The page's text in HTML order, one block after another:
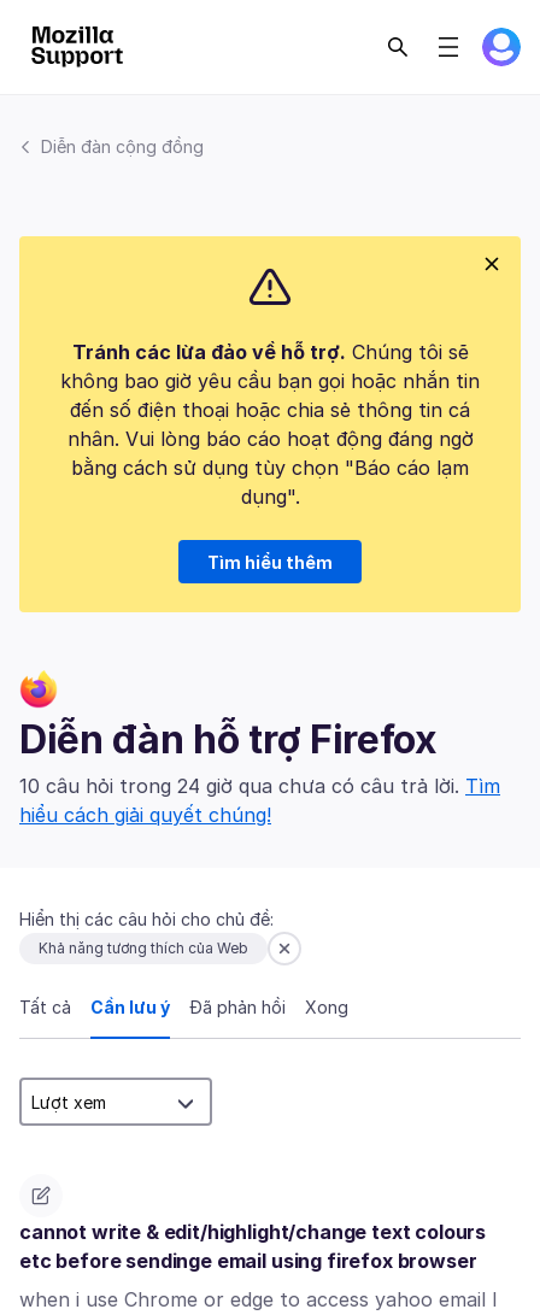
Diễn đàn cộng đồng
Tránh các lừa đảo về hỗ trợ. Chúng tôi sẽ
không bao giờ yêu cầu bạn gọi hoặc nhắn tin
đến số điện thoại hoặc chia sẻ thông tin cá
nhân. Vui lòng báo cáo hoạt động đáng ngờ
bằng cách sử dụng tùy chọn "Báo cáo lạm
dụng".
Tìm hiểu thêm
Diễn đàn hỗ trợ Firefox
10 câu hỏi trong 24 giờ qua chưa có câu trả lời. Tìm
hiểu cách giải quyết chúng!
Hiển thị các câu hỏi cho chủ đề:
Khả năng tương thích của Web
Tất cả Cần lưu ý Đã phản hồi Xong
cannot write & edit/highlight/change text colours
etc before sendinge email using firefox browser
when i use Chrome or edge to access yahoo email I